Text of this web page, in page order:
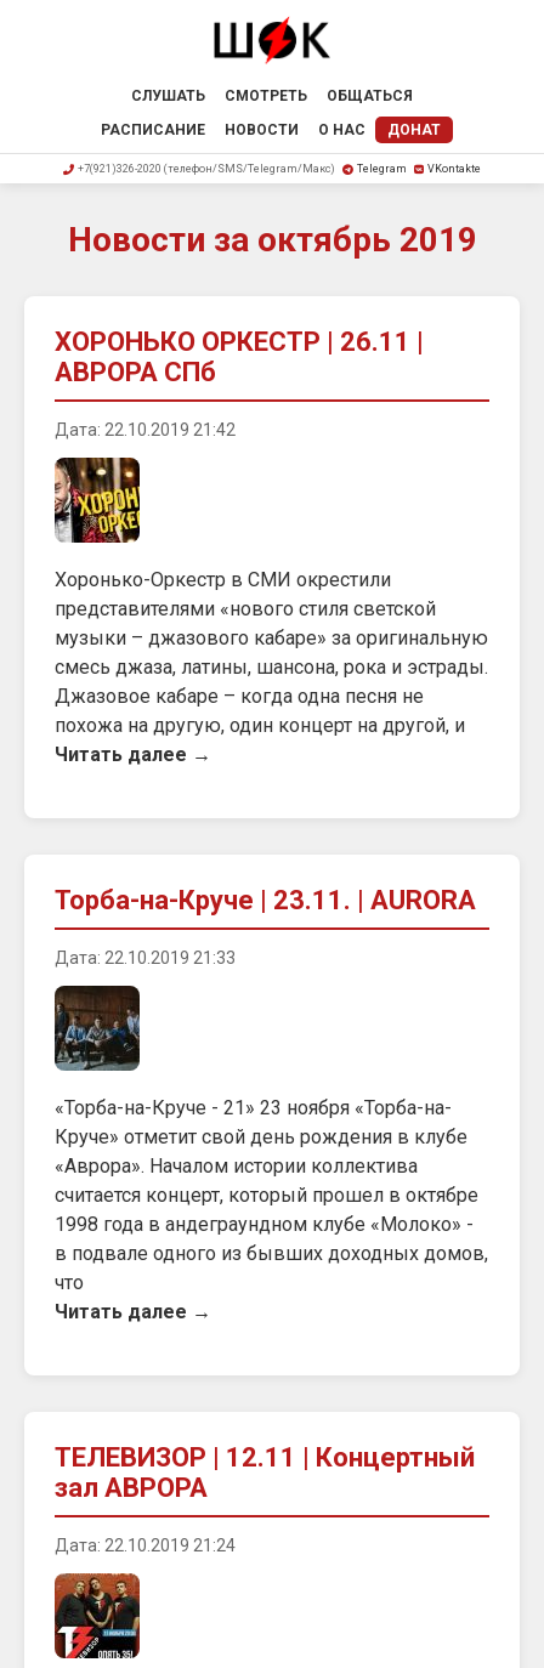
СЛУШАТЬ СМОТРЕТЬ
ОБЩАТЬСЯ
РАСПИСАНИЕ
НОВОСТИ О НАС ДОНАТ
+7(921)326-2020 (телефон/SMS/Telegram/Макс) Telegram VKontakte
Новости за октябрь 2019
ХОРОНЬКО ОРКЕСТР | 26.11 |
АВРОРА СПб
Дата: 22.10.2019 21:42
Хоронько-Оркестр в СМИ окрестили
представителями «нового стиля светской
музыки – джазового кабаре» за оригинальную
смесь джаза, латины, шансона, рока и эстрады.
Джазовое кабаре – когда одна песня не
похожа на другую, один концерт на другой, и
Читать далее →
Торба-на-Круче | 23.11. | AURORA
Дата: 22.10.2019 21:33
«Торба-на-Круче - 21» 23 ноября «Торба-на-
Круче» отметит свой день рождения в клубе
«Аврора». Началом истории коллектива
считается концерт, который прошел в октябре
1998 года в андеграундном клубе «Молоко» -
в подвале одного из бывших доходных домов,
что
Читать далее →
ТЕЛЕВИЗОР | 12.11 | Концертный
зал АВРОРА
Дата: 22.10.2019 21:24